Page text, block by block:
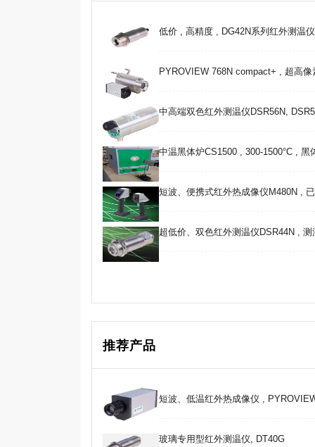
低价 , 高精度 , DG42N系列红外测温
PYROVIEW 768N compact+ , 超高
中高端双色红外测温仪DSR56N,
中温黑体炉CS1500 , 300-1500°C , 黑
短波、便携式红外热成像仪M480N ,
超低价、双色红外测温仪DSR44N , 测
推荐产品
短波、低温红外热成像仪 ,
玻璃专用型红外测温仪, DT40G